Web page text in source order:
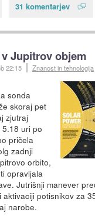
31 komentarjev
Jupitrov objem
22:15 Znanost in tehnologija
sonda
skoraj pet
zjutraj
uri po
pričela
zadnji
orbito,
opravljala
Jutrišnji manever
potisnikov za
narobe.